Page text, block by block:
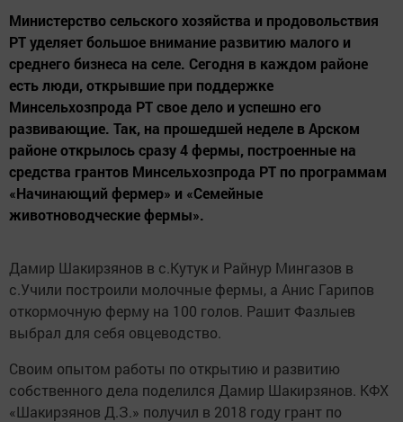
Министерство сельского хозяйства и продовольствия
РТ уделяет большое внимание развитию малого и
среднего бизнеса на селе. Сегодня в каждом районе
есть люди, открывшие при поддержке
Минсельхозпрода РТ свое дело и успешно его
развивающие. Так, на прошедшей неделе в Арском
районе открылось сразу 4 фермы, построенные на
средства грантов Минсельхозпрода РТ по программам
«Начинающий фермер» и «Семейные
животноводческие фермы».
Дамир Шакирзянов в с.Кутук и Райнур Мингазов в
с.Учили построили молочные фермы, а Анис Гарипов
откормочную ферму на 100 голов. Рашит Фазлыев
выбрал для себя овцеводство.
Своим опытом работы по открытию и развитию
собственного дела поделился Дамир Шакирзянов. КФХ
«Шакирзянов Д.З.» получил в 2018 году грант по